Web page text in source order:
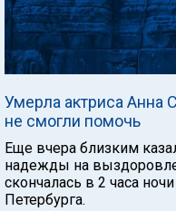
Умерла актриса Анна
не смогли помочь
Еще вчера близким
надежды на
скончалась в 2 часа
Петербурга.